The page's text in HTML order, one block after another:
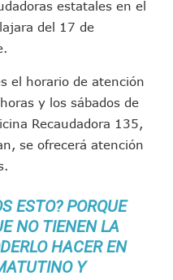
A Cuatro Personas Que Permanecían
Su Máximo Este Jueves En Jalisco,
Tuberías Dejará Sin Agua A 150
En La Nueva Central De
Se Intoxican Tras Consumir
Avances Legislativos Aprobados
Posible Fosa Clandestina En El Patio
Despido De Su Personal Por
En El Anuncio Del Plan Integral
Con Parkinson En Puerto
Feria Del Libro!
En Atenguillo Busca Minimizar Riesgo
Oficinas De La SEP Tras 100
Piden No Cambiar A
estatales en el
del 17 de
el horario de atención
y los sábados de
Recaudadora 135,
se ofrecerá atención
ESTO? PORQUE
NO TIENEN LA
HACER EN
Y